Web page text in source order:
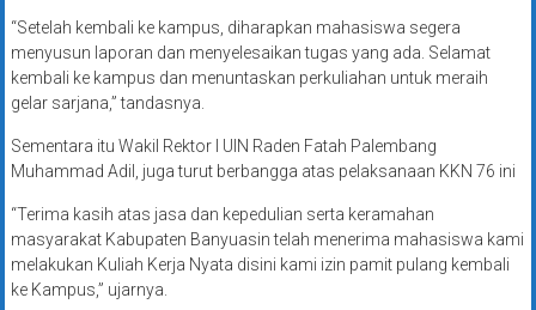
“Setelah kembali ke kampus, diharapkan mahasiswa segera
menyusun laporan dan menyelesaikan tugas yang ada. Selamat
kembali ke kampus dan menuntaskan perkuliahan untuk meraih
gelar sarjana,” tandasnya.
Sementara itu Wakil Rektor I UIN Raden Fatah Palembang
Muhammad Adil, juga turut berbangga atas pelaksanaan KKN 76 ini
“Terima kasih atas jasa dan kepedulian serta keramahan
masyarakat Kabupaten Banyuasin telah menerima mahasiswa kami
melakukan Kuliah Kerja Nyata disini kami izin pamit pulang kembali
ke Kampus,” ujarnya.